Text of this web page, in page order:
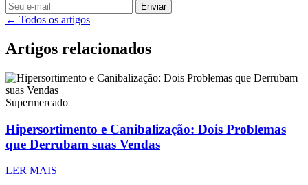
Enviar
← Todos os artigos
Artigos relacionados
Supermercado
Hipersortimento e Canibalização: Dois Problemas
que Derrubam suas Vendas
LER MAIS